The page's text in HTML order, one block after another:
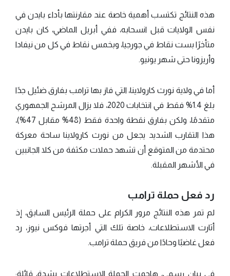
هذه النتائج تكتسب أهمية خاصة عند مقارنتها بأداء بايدن في
نفس الولايات قبل انسحابه، ففي أبريل الماضي، كان بايدن
متأخرًا بست نقاط في جورجيا، وبخمس نقاط في كل من نيفادا
وأريزونا حتى شهر يونيو.
أما في ولاية نورث كارولاينا، التي فاز بها ترامب بفارق ضئيل جدًا
بلغ 1.4% فقط في انتخابات 2020، فلا يزال المرشح الجمهوري
متقدمًا، ولكن بفارق نقطة واحدة فقط (48% مقابل 47%)،
هذا التقارب الشديد يجعل من نورث كارولاينا ساحة معركة
محتدمة من المتوقع أن تشهد حملات مكثفة من كلا الجانبين
في الأشهر المقبلة.
رد فعل حملة ترامب
لم تمر هذه النتائج مرور الكرام على حملة الرئيس السابق، إذ
أثارت الاستطلاعات، خاصة تلك التي أجرتها فوكس نيوز، رد
فعل غاضبًا وحادًا من فريق حملة ترامب.
في بيان رسمي، هاجمت الحملة الاستطلاعات بشدة، قائلة: